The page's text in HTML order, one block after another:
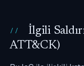
İlgili
ATT&CK)